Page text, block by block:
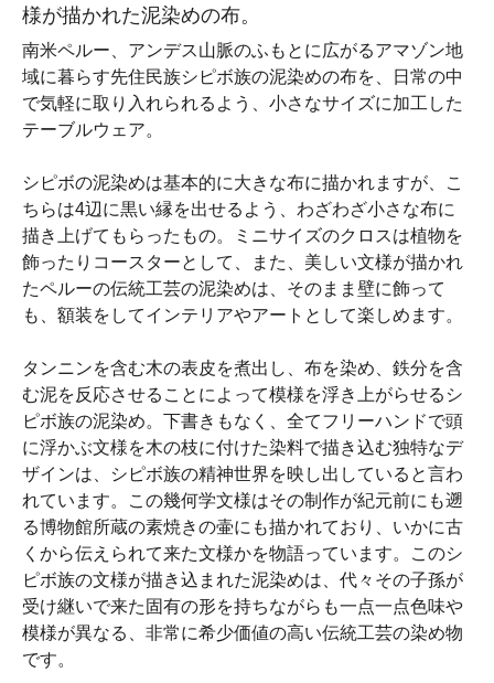
様が描かれた泥染めの布。
南米ペルー、アンデス山脈のふもとに広がるアマゾン地
域に暮らす先住民族シピボ族の泥染めの布を、日常の中
で気軽に取り入れられるよう、小さなサイズに加工した
テーブルウェア。
シピボの泥染めは基本的に大きな布に描かれますが、こ
ちらは4辺に黒い縁を出せるよう、わざわざ小さな布に
描き上げてもらったもの。ミニサイズのクロスは植物を
飾ったりコースターとして、また、美しい文様が描かれ
たペルーの伝統工芸の泥染めは、そのまま壁に飾って
も、額装をしてインテリアやアートとして楽しめます。
タンニンを含む木の表皮を煮出し、布を染め、鉄分を含
む泥を反応させることによって模様を浮き上がらせるシ
ピボ族の泥染め。下書きもなく、全てフリーハンドで頭
に浮かぶ文様を木の枝に付けた染料で描き込む独特なデ
ザインは、シピボ族の精神世界を映し出していると言わ
れています。この幾何学文様はその制作が紀元前にも遡
る博物館所蔵の素焼きの壷にも描かれており、いかに古
くから伝えられて来た文様かを物語っています。このシ
ピボ族の文様が描き込まれた泥染めは、代々その子孫が
受け継いで来た固有の形を持ちながらも一点一点色味や
模様が異なる、非常に希少価値の高い伝統工芸の染め物
です。